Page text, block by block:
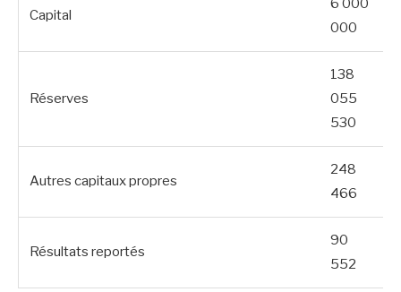
Capital
000
Réserves
138
055
530
Autres capitaux propres
248
466
Résultats reportés
90
552